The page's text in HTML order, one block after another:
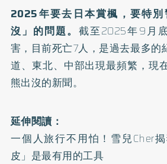
2025年要去日本賞楓，要特別
沒」的問題。 截至2025年9月
害，目前死亡7人，是過去最多的
道、東北、中部出現最頻繁，現
熊出沒的新聞。
延伸閱讀：
一個人旅行不用怕！雪兒Cher
皮」是最有用的工具